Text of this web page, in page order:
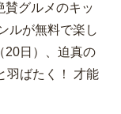
賛グルメのキッ
ルが無料で楽し
20日）、迫真の
羽ばたく！ 才能